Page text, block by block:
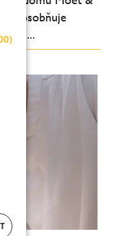
zosobňuje
dvě...